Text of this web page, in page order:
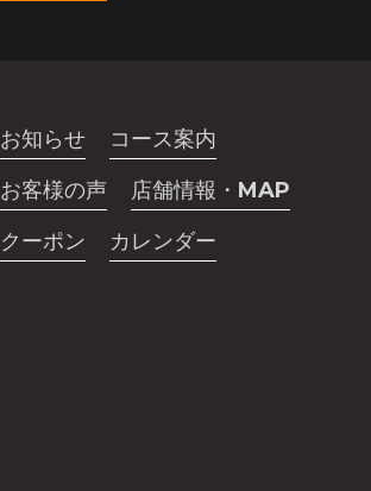
お知らせ
コース案内
お客様の声
店舗情報・MAP
クーポン カレンダー